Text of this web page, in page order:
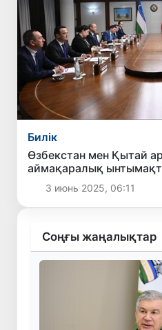
Билік
Өзбекстан мен Қытай
аймақаралық
3 июнь 2025, 06:11
Соңғы жаңалықтар